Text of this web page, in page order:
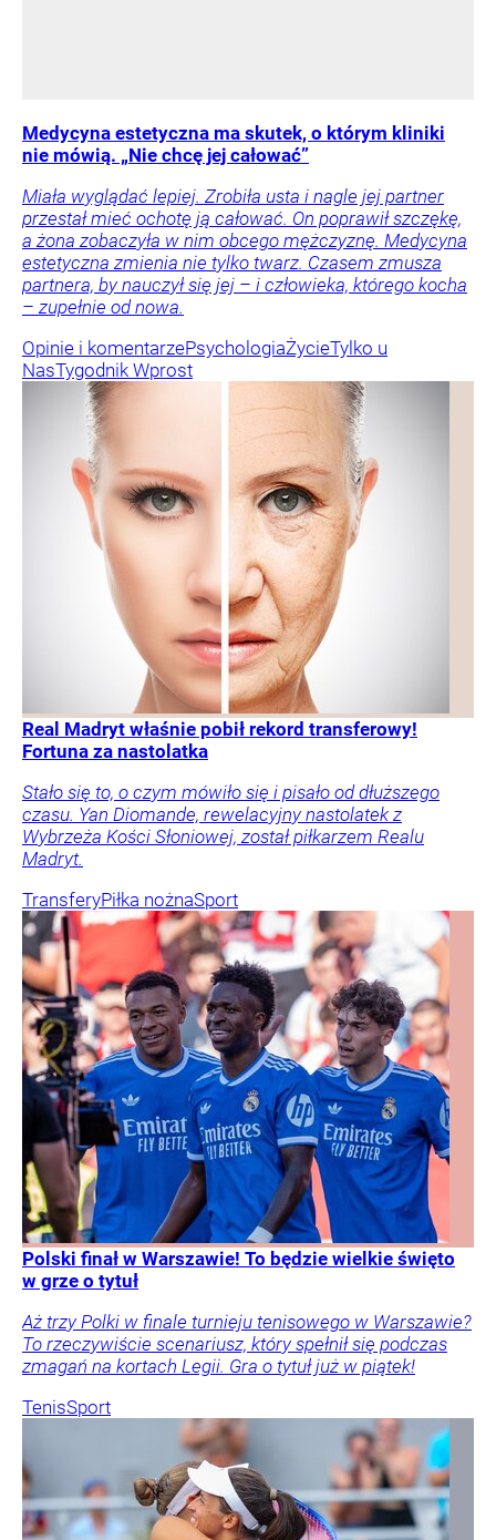
Medycyna estetyczna ma skutek, o którym kliniki
nie mówią. „Nie chcę jej całować”
Miała wyglądać lepiej. Zrobiła usta i nagle jej partner
przestał mieć ochotę ją całować. On poprawił szczękę,
a żona zobaczyła w nim obcego mężczyznę. Medycyna
estetyczna zmienia nie tylko twarz. Czasem zmusza
partnera, by nauczył się jej – i człowieka, którego kocha
– zupełnie od nowa.
Opinie i komentarzePsychologiaŻycieTylko u
NasTygodnik Wprost
Real Madryt właśnie pobił rekord transferowy!
Fortuna za nastolatka
Stało się to, o czym mówiło się i pisało od dłuższego
czasu. Yan Diomande, rewelacyjny nastolatek z
Wybrzeża Kości Słoniowej, został piłkarzem Realu
Madryt.
TransferyPiłka nożnaSport
Polski finał w Warszawie! To będzie wielkie święto
w grze o tytuł
Aż trzy Polki w finale turnieju tenisowego w Warszawie?
To rzeczywiście scenariusz, który spełnił się podczas
zmagań na kortach Legii. Gra o tytuł już w piątek!
TenisSport